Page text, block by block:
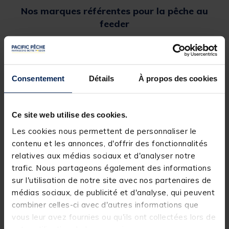
Consentement Détails À propos des cookies
Ce site web utilise des cookies.
Les cookies nous permettent de personnaliser le
contenu et les annonces, d'offrir des fonctionnalités
relatives aux médias sociaux et d'analyser notre
trafic. Nous partageons également des informations
sur l'utilisation de notre site avec nos partenaires de
médias sociaux, de publicité et d'analyse, qui peuvent
combiner celles-ci avec d'autres informations que
vous leur avez fournies ou qu'ils ont collectées lors de
Nos marques référentes pour la pêche au
feeder
Sélection de produits feeder pour vous!